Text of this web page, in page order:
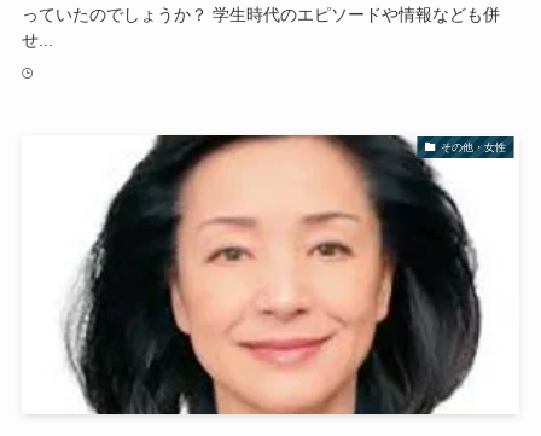
っていたのでしょうか？ 学生時代のエピソードや情報なども併
せ...
その他・女性